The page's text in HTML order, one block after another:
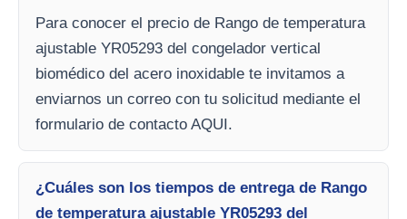
Para conocer el precio de Rango de temperatura
ajustable YR05293 del congelador vertical
biomédico del acero inoxidable te invitamos a
enviarnos un correo con tu solicitud mediante el
formulario de contacto AQUI.
¿Cuáles son los tiempos de entrega de Rango
de temperatura ajustable YR05293 del